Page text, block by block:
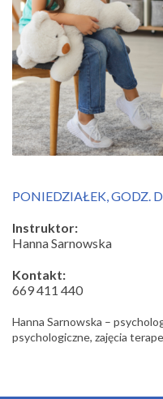
PONIEDZIAŁEK, GODZ.
Instruktor:
Hanna Sarnowska
Kontakt:
669 411 440
Hanna Sarnowska –
psychologiczne, zajęcia